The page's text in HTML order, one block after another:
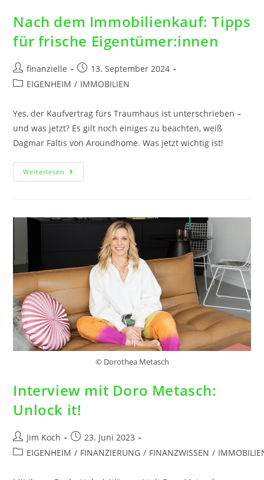
Nach dem Immobilienkauf: Tipps
für frische Eigentümer:innen
finanzielle
13. September 2024
EIGENHEIM / IMMOBILIEN
Yes, der Kaufvertrag fürs Traumhaus ist unterschrieben –
und was jetzt? Es gilt noch einiges zu beachten, weiß
Dagmar Faltis von Aroundhome. Was jetzt wichtig ist!
Weiterlesen
© Dorothea Metasch
Interview mit Doro Metasch:
Unlock it!
Jim Koch
23. Juni 2023
EIGENHEIM / FINANZIERUNG / FINANZWISSEN /